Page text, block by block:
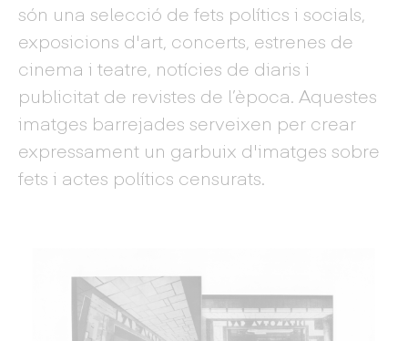
són una selecció de fets polítics i socials,
exposicions d'art, concerts, estrenes de
cinema i teatre, notícies de diaris i
publicitat de revistes de l’època. Aquestes
imatges barrejades serveixen per crear
expressament un garbuix d'imatges sobre
fets i actes polítics censurats.